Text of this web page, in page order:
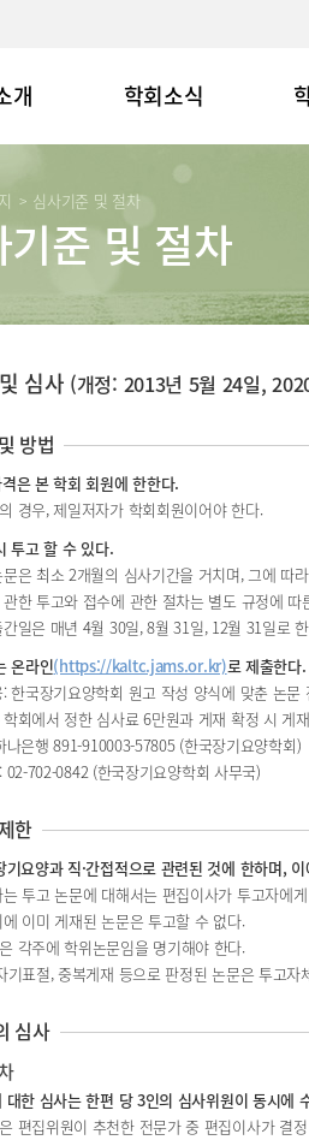
개 학회소식
> 심사기준 및 절차
기준 및 절차
심사 (개정: 2013년 5월 24일,
방법
은 본 학회 회원에 한한다.
경우, 제일저자가 학회회원이어야 한다.
투고 할 수 있다.
은 최소 2개월의 심사기간을 거치며, 그에 따
한 투고와 접수에 관한 절차는 별도 규정에 따
일은 매년 4월 30일, 8월 31일, 12월 31일로
온라인(https://kaltc.jams.or.kr)로 제출한다.
한국장기요양학회 원고 작성 양식에 맞춘 논문
회에서 정한 심사료 6만원과 게재 확정 시 게
나은행 891-910003-57805 (한국장기요양학회)
02-702-0842 (한국장기요양학회 사무국)
한
기요양과 직·간접적으로 관련된 것에 한하며,
투고 논문에 대해서는 편집이사가 투고자에
이미 게재된 논문은 투고할 수 없다.
각주에 학위논문임을 명기해야 한다.
기표절, 중복게재 등으로 판정된 논문은 투고
심사
대한 심사는 한편 당 3인의 심사위원이 동시에
편집위원이 추천한 전문가 중 편집이사가 결